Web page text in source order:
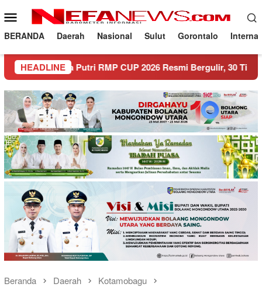
ke
konten
Menu
Mobile
BERANDA Daerah Nasional Sulut Gorontalo
HEADLINE
Putri RMP CUP 2026 Resmi Bergulir, 30 Tim Siap Berlaga!
Beranda Daerah Kotamobagu